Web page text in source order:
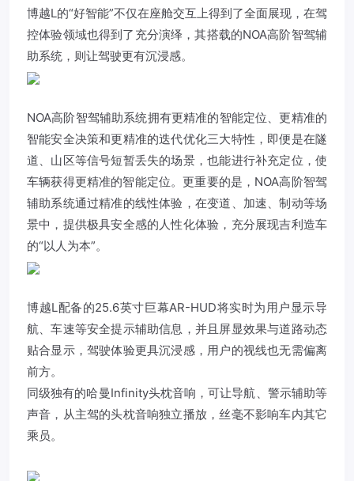
博越L的“好智能”不仅在座舱交互上得到了全面展现，在驾
控体验领域也得到了充分演绎，其搭载的NOA高阶智驾辅
助系统，则让驾驶更有沉浸感。
NOA高阶智驾辅助系统拥有更精准的智能定位、更精准的
智能安全决策和更精准的迭代优化三大特性，即便是在隧
道、山区等信号短暂丢失的场景，也能进行补充定位，使
车辆获得更精准的智能定位。更重要的是，NOA高阶智驾
辅助系统通过精准的线性体验，在变道、加速、制动等场
景中，提供极具安全感的人性化体验，充分展现吉利造车
的“以人为本”。
博越L配备的25.6英寸巨幕AR-HUD将实时为用户显示导
航、车速等安全提示辅助信息，并且屏显效果与道路动态
贴合显示，驾驶体验更具沉浸感，用户的视线也无需偏离
前方。
同级独有的哈曼Infinity头枕音响，可让导航、警示辅助等
声音，从主驾的头枕音响独立播放，丝毫不影响车内其它
乘员。